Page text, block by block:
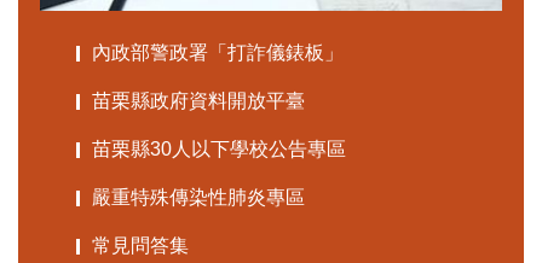
內政部警政署「打詐儀錶板」
苗栗縣政府資料開放平臺
苗栗縣30人以下學校公告專區
嚴重特殊傳染性肺炎專區
常見問答集